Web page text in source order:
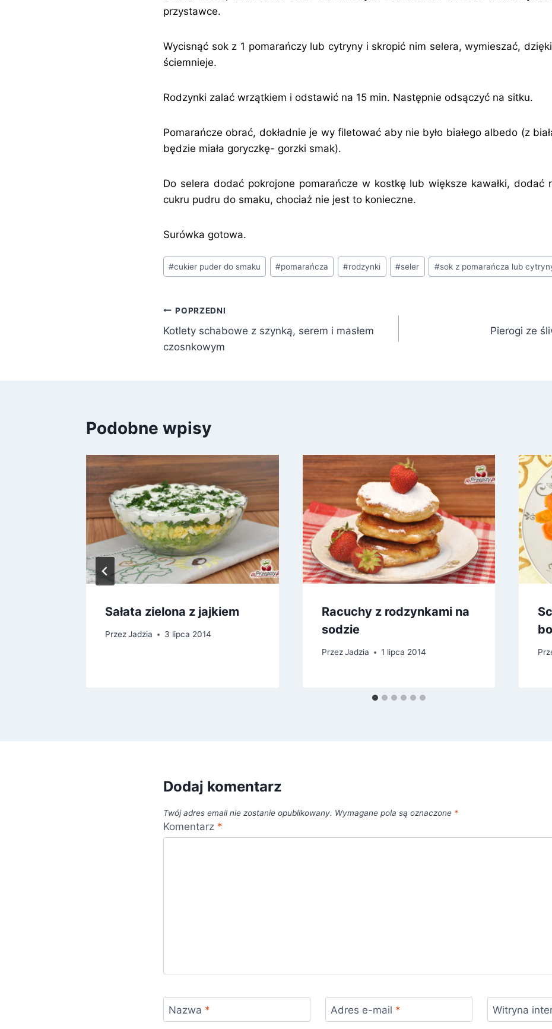
przystawce.
Wycisnąć sok z 1 pomarańczy lub cytryny i skropić nim selera, wymieszać,
ściemnieje.
Rodzynki zalać wrzątkiem i odstawić na 15 min. Następnie odsączyć na sitku.
Pomarańcze obrać, dokładnie je wy filetować aby nie było białego albedo (z
będzie miała goryczkę- gorzki smak).
Do selera dodać pokrojone pomarańcze w kostkę lub większe kawałki, dodać
cukru pudru do smaku, chociaż nie jest to konieczne.
Surówka gotowa.
Tagi
wpisu:
#cukier puder do smaku #pomarańcza #rodzynki #seler #sok z pomarańcza lub
Nawigacja
wpisu
POPRZEDNI
Kotlety schabowe z szynką, serem i masłem
czosnkowym
Pierogi ze
Podobne wpisy
Sałata zielona z jajkiem
PrzezJadzia 3 lipca 2014
Racuchy z rodzynkami na
sodzie
Przez Jadzia 1 lipca 2014
Dodaj komentarz
Twój adres email nie zostanie opublikowany. Wymagane pola są oznaczone *
Komentarz *
Nazwa * Adres e-mail * Witryna